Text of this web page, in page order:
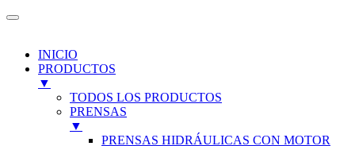
INICIO
PRODUCTOS
▼
TODOS LOS PRODUCTOS
PRENSAS
▼
PRENSAS HIDRÁULICAS CON MOTOR